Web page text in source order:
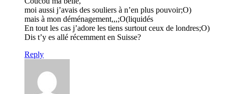
moi aussi j’avais des souliers à n’en plus pouvoir;O)
mais à mon déménagement,,,;O(liquidés
En tout les cas j’adore les tiens surtout ceux de londres;O)
Dis t’y es allé récemment en Suisse?
Reply